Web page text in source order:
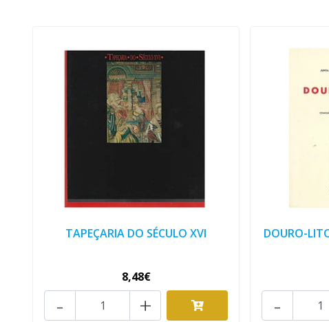
TAPEÇARIA DO SÉCULO XVI
8,48€
+
-
DOURO-
-